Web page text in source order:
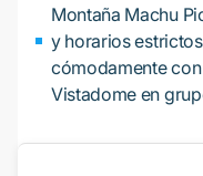
Montaña Machu
y horarios
cómodamente
Vistadome en